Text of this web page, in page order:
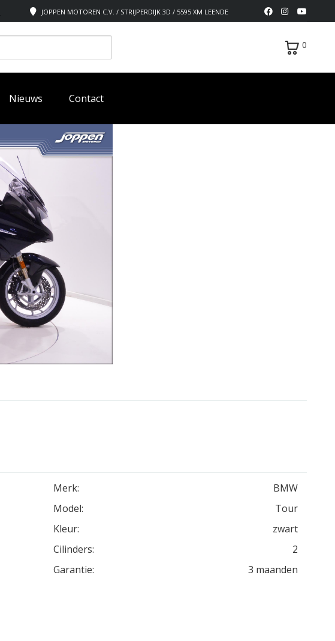
JOPPEN MOTOREN C.V. / STRIJPERDIJK 3D / 5595 XM LEENDE
0
Nieuws Contact
Merk:
BMW
Model:
Tour
Kleur:
zwart
Cilinders:
2
Garantie: 3 maanden